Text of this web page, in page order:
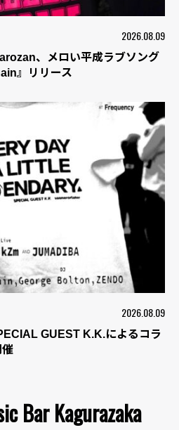
2026.08.09
、メロい平成ラブソング
』リリース
2026.08.09
GUEST K.K.によるコラ
催
Bar Kagurazaka